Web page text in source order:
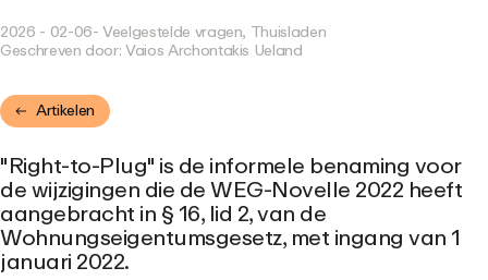
2026 - 02-06- Veelgestelde vragen, Thuisladen
Geschreven door:Vaios Archontakis Ueland
Artikelen
"Right-to-Plug" is de informele benaming voor
de wijzigingen die de WEG-Novelle 2022 heeft
aangebracht in § 16, lid 2, van de
Wohnungseigentumsgesetz, met ingang van 1
januari 2022.